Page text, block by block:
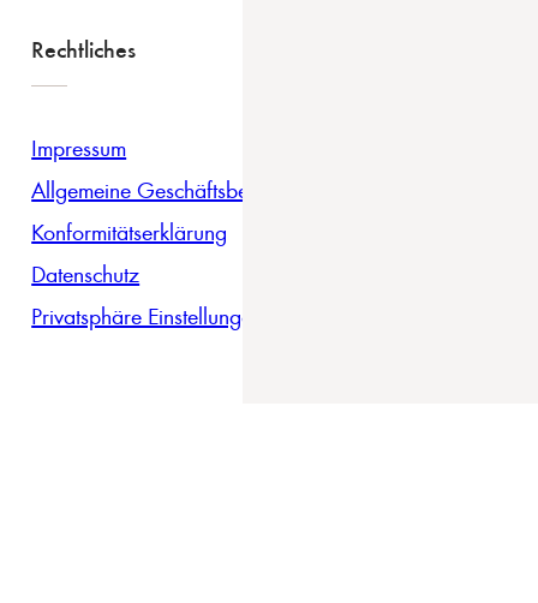
Rechtliches
Impressum
Allgemeine Geschäftsbedingungen
Konformitätserklärung
Datenschutz
Privatsphäre Einstellungen